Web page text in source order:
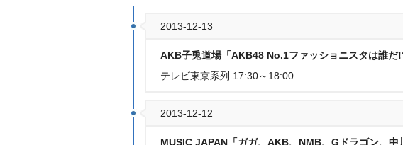
2013-12-13
AKB子兎道場「AKB48 No.1ファッショニスタは誰だ
テレビ東京系列 17:30～18:00
2013-12-12
MUSIC JAPAN「ガガ、AKB、NMB、Gドラゴン、中